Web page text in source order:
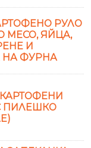
РУЛО
МЕСО, ЯЙЦА,
И
НА ФУРНА
ПИЛЕШКО